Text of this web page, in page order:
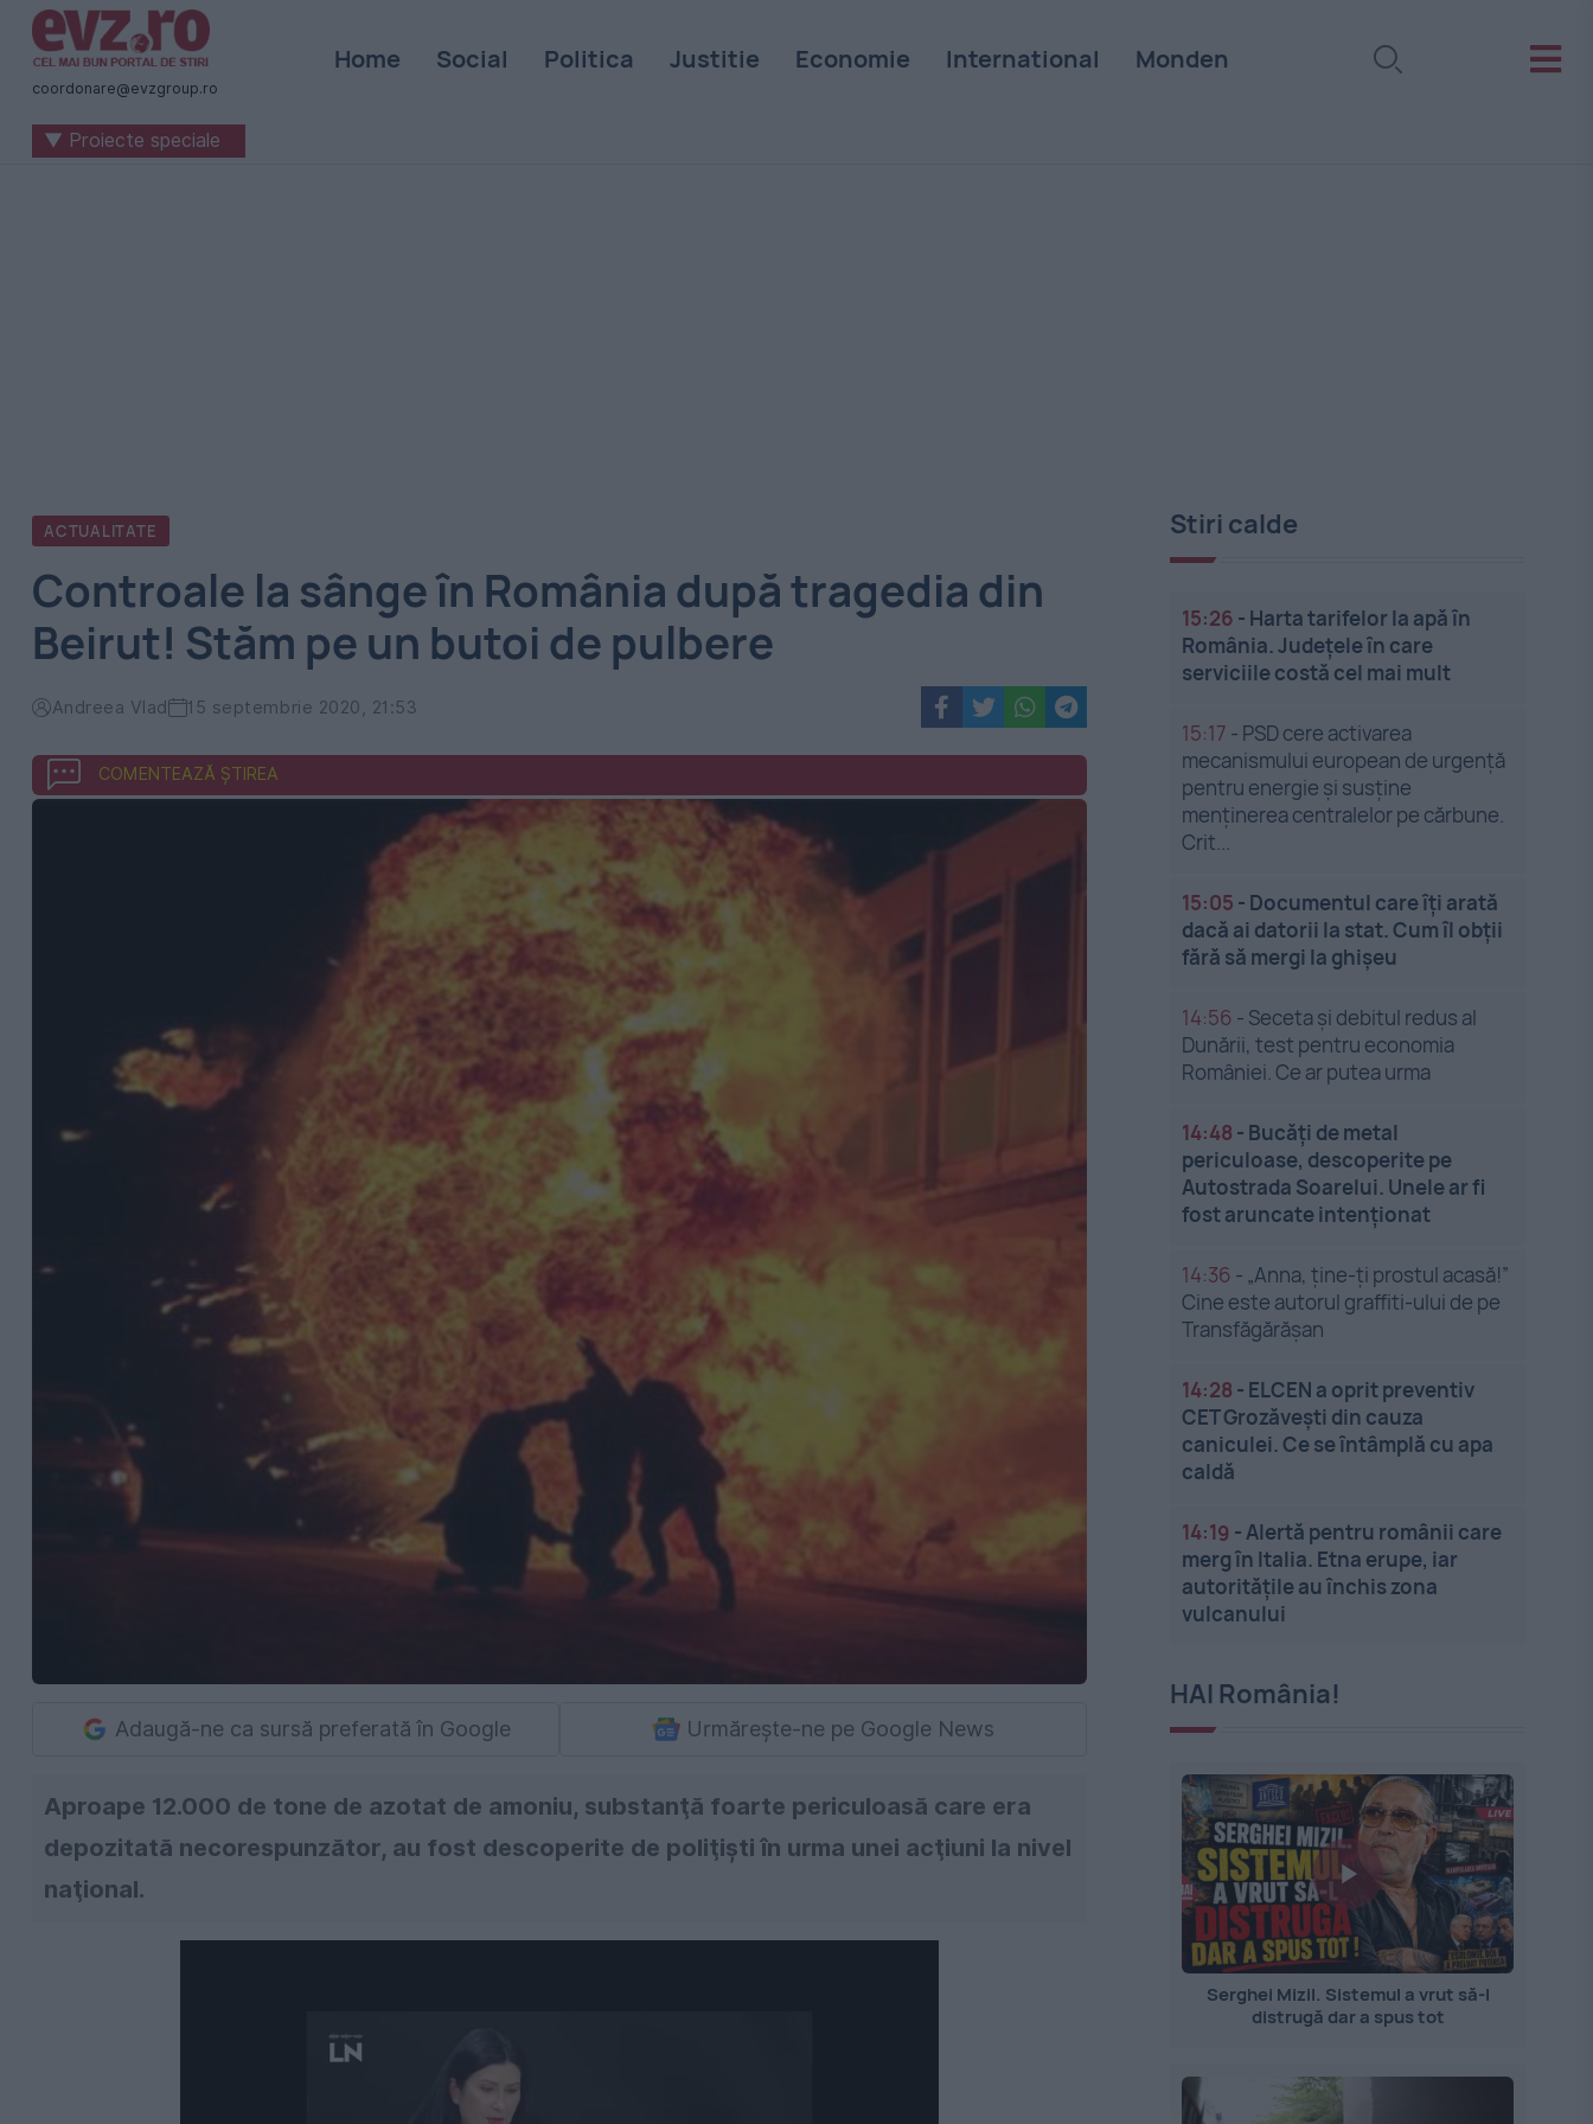
Știri
naționale
internaționale
coordonare@evzgroup.ro
Home Social Politica Justitie Economie International Monden
▼ Proiecte speciale
ACTUALITATE
Controale la sânge în România după tragedia din
Beirut! Stăm pe un butoi de pulbere
Andreea Vlad 15 septembrie 2020, 21:53
COMENTEAZĂ ȘTIREA
Adaugă-ne ca sursă preferată în Google Urmărește-ne pe Google News
Aproape 12.000 de tone de azotat de amoniu, substanţă foarte periculoasă care era
depozitată necorespunzător, au fost descoperite de poliţişti în urma unei acţiuni la nivel
naţional.
Stiri calde
15:26 - Harta tarifelor la apă în
România. Județele în care
serviciile costă cel mai mult
15:17 - PSD cere activarea
mecanismului european de urgență
pentru energie și susține
menținerea centralelor pe cărbune.
Crit...
15:05 - Documentul care îți arată
dacă ai datorii la stat. Cum îl obții
fără să mergi la ghișeu
14:56 - Seceta și debitul redus al
Dunării, test pentru economia
României. Ce ar putea urma
14:48 - Bucăți de metal
periculoase, descoperite pe
Autostrada Soarelui. Unele ar fi
fost aruncate intenționat
14:36 - „Anna, ține-ți prostul acasă!”
Cine este autorul graffiti-ului de pe
Transfăgărășan
14:28 - ELCEN a oprit preventiv
CET Grozăveşti din cauza
caniculei. Ce se întâmplă cu apa
caldă
14:19 -Alertă pentru românii care
merg în Italia. Etna erupe, iar
autoritățile au închis zona
vulcanului
HAI România!
Serghei Mizil. Sistemul a vrut să-l
distrugă dar a spus tot